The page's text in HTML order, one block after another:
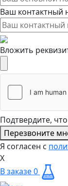
Ваш контактный
Вложить
Подтвердите,
Перезвоните
Я согласен с
X
В заказе0